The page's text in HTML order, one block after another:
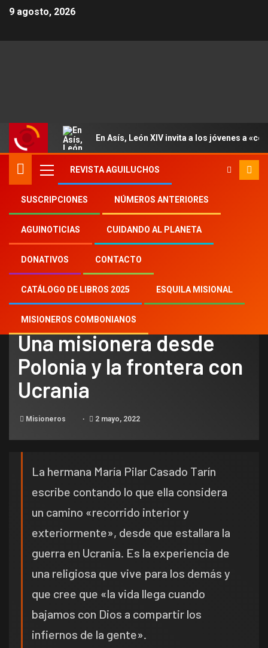
9 agosto, 2026
En Asís, León XIV invita a los jóvenes a
REVISTA AGUILUCHOS
SUSCRIPCIONES NÚMEROS ANTERIORES
AGUINOTICIAS CUIDANDO AL PLANETA
DONATIVOS CONTACTO
CATÁLOGO DE LIBROS 2025 ESQUILA MISIONAL
MISIONEROS COMBONIANOS
Inicio 2022 nd
2
Una misionera desde Polonia y la frontera con
Ucrania
NOTICIAS
Una misionera desde
Polonia y la frontera con
Ucrania
Misioneros 2 mayo, 2022
La hermana María Pilar Casado Tarín
escribe contando lo que ella considera
un camino «recorrido interior y
exteriormente», desde que estallara la
guerra en Ucrania. Es la experiencia de
una religiosa que vive para los demás y
que cree que «la vida llega cuando
bajamos con Dios a compartir los
infiernos de la gente».